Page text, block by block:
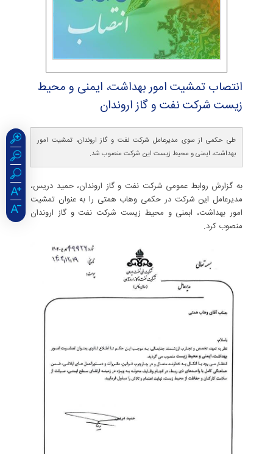
انتصاب تمشیت امور بهداشت، ایمنی و محیط
زیست شركت نفت و گاز اروندان
طی حکمی از سوی مدیرعامل شرکت نفت و گاز اروندان، تمشیت امور
بهداشت، ایمنی و محیط زیست این شرکت منصوب شد.
به گزارش روابط عمومی شرکت نفت و گاز اروندان، حمید دریس،
مدیرعامل این شرکت در حکمی وهاب همتی را به عنوان تمشیت
امور بهداشت، ابمنی و محیط زیست شرکت نفت و گاز اروندان
منصوب کرد.